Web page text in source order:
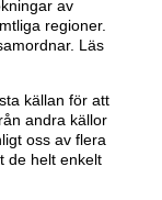
av
regioner.
Läs
källan för att
andra källor
oss av flera
de helt enkelt